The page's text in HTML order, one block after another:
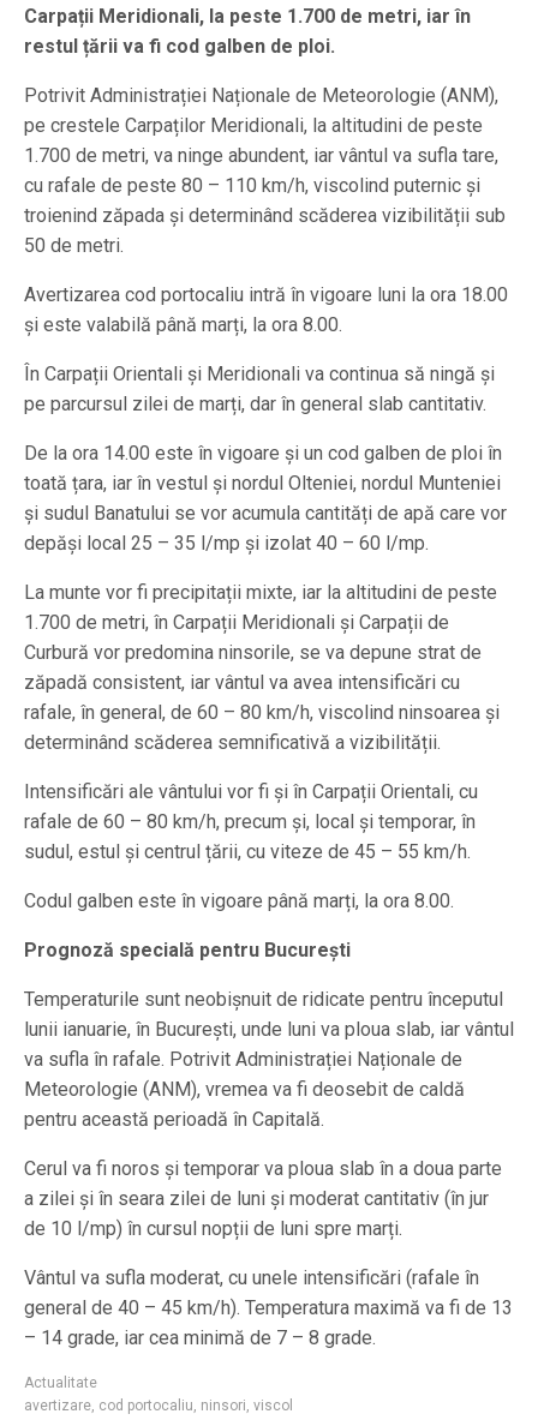
Carpații Meridionali, la peste 1.700 de metri, iar în
restul țării va fi cod galben de ploi.
Potrivit Administrației Naționale de Meteorologie (ANM),
pe crestele Carpaților Meridionali, la altitudini de peste
1.700 de metri, va ninge abundent, iar vântul va sufla tare,
cu rafale de peste 80 – 110 km/h, viscolind puternic și
troienind zăpada și determinând scăderea vizibilității sub
50 de metri.
Avertizarea cod portocaliu intră în vigoare luni la ora 18.00
și este valabilă până marți, la ora 8.00.
În Carpații Orientali și Meridionali va continua să ningă și
pe parcursul zilei de marți, dar în general slab cantitativ.
De la ora 14.00 este în vigoare și un cod galben de ploi în
toată țara, iar în vestul și nordul Olteniei, nordul Munteniei
și sudul Banatului se vor acumula cantități de apă care vor
depăși local 25 – 35 l/mp și izolat 40 – 60 l/mp.
La munte vor fi precipitații mixte, iar la altitudini de peste
1.700 de metri, în Carpații Meridionali și Carpații de
Curbură vor predomina ninsorile, se va depune strat de
zăpadă consistent, iar vântul va avea intensificări cu
rafale, în general, de 60 – 80 km/h, viscolind ninsoarea și
determinând scăderea semnificativă a vizibilității.
Intensificări ale vântului vor fi și în Carpații Orientali, cu
rafale de 60 – 80 km/h, precum și, local și temporar, în
sudul, estul și centrul țării, cu viteze de 45 – 55 km/h.
Codul galben este în vigoare până marți, la ora 8.00.
Prognoză specială pentru București
Temperaturile sunt neobișnuit de ridicate pentru începutul
lunii ianuarie, în București, unde luni va ploua slab, iar vântul
va sufla în rafale. Potrivit Administrației Naționale de
Meteorologie (ANM), vremea va fi deosebit de caldă
pentru această perioadă în Capitală.
Cerul va fi noros şi temporar va ploua slab în a doua parte
a zilei și în seara zilei de luni și moderat cantitativ (în jur
de 10 l/mp) în cursul nopții de luni spre marți.
Vântul va sufla moderat, cu unele intensificări (rafale în
general de 40 – 45 km/h). Temperatura maximă va fi de 13
– 14 grade, iar cea minimă de 7 – 8 grade.
Actualitate
avertizare, cod portocaliu, ninsori, viscol